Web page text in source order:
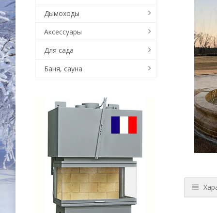
Дымоходы
Аксессуары
Для сада
Баня, сауна